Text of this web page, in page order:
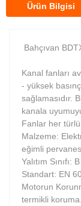
Ürün Bilgisi
Bahçıvan
Kanal fanları
- yüksek
sağlamasıdır.
kanala
Fanlar her türlü
Malzeme:
eğimli
Yalıtım Sınıfı: B
Standart: EN
Motorun
termikli